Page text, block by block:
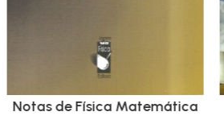
Notas de Física Matemática